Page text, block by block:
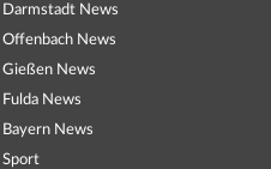
Darmstadt News
Offenbach News
Gießen News
Fulda News
Bayern News
Sport